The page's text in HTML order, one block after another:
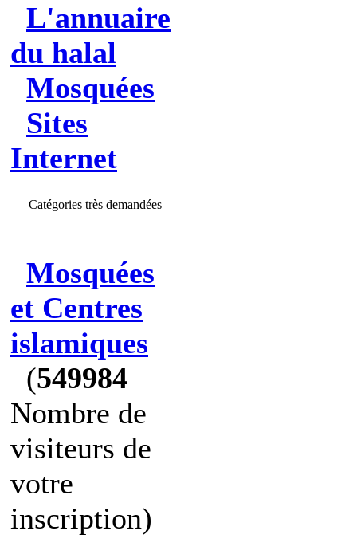
L'annuaire
du halal
Mosquées
Sites
Internet
Catégories très demandées
Mosquées
et Centres
islamiques
(549984
Nombre de
visiteurs de
votre
inscription)